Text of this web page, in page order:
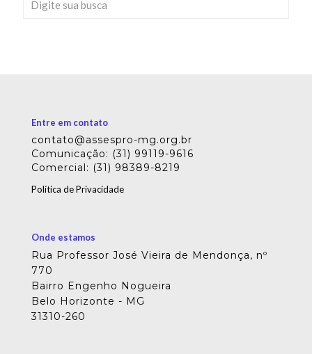
Entre em contato
contato@assespro-mg.org.br
Comunicação: (31) 99119-9616
Comercial: (31) 98389-8219
Política de Privacidade
Onde estamos
Rua Professor José Vieira de Mendonça, nº
770
Bairro Engenho Nogueira
Belo Horizonte - MG
31310-260